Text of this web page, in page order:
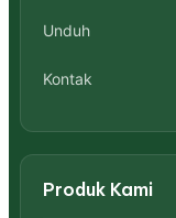
Unduh
Kontak
Produk Kami